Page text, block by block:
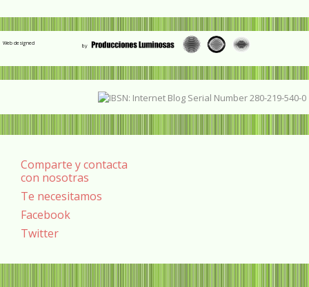
Web designed
Comparte y contacta
con nosotras
Te necesitamos
Facebook
Twitter